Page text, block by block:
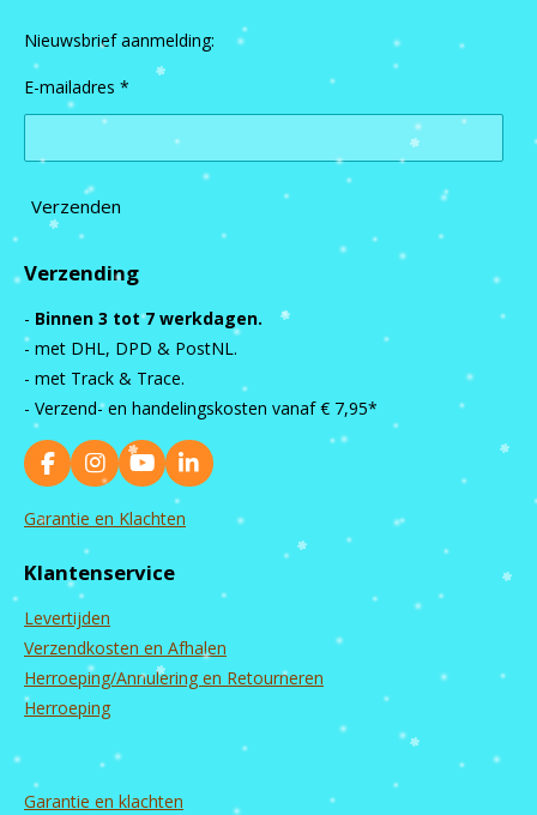
Nieuwsbrief aanmelding:
E-mailadres *
Verzenden
Verzending
- Binnen 3 tot 7 werkdagen.
- met DHL, DPD & PostNL.
- met Track & Trace.
- Verzend- en handelingskosten vanaf € 7,95*
F
a
c
o
k
I
n
s
g
a
m
Y
o
u
b
L
i
Garantie en Klachten
Klantenservice
Levertijden
Verzendkosten en Afhalen
Herroeping/Annulering en Retourneren
Herroeping
Garantie en klachten